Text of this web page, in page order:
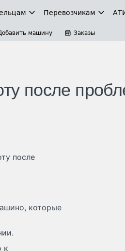
Перевозчикам
машину Заказы
после
после
которые
к